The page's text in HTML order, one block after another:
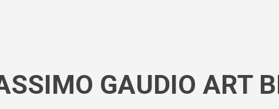
GAUDIO ART